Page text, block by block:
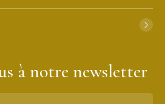
à notre newsletter